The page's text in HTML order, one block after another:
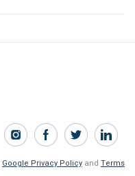
Google Privacy Policy and Terms